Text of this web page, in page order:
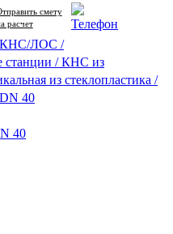
смету
расчет
КНС/ЛОС /
станции /КНС из
из стеклопластика /
40